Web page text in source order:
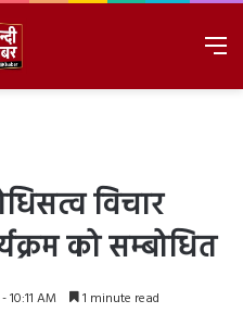
विचार
को सम्बोधित
10:11 AM 1 minute read